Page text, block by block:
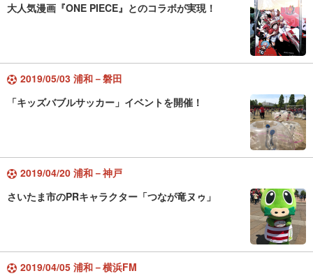
大人気漫画『ONE PIECE』とのコラボが実現！
2019/05/03 浦和－磐田
「キッズバブルサッカー」イベントを開催！
2019/04/20 浦和－神戸
さいたま市のPRキャラクター「つなが竜ヌゥ」
2019/04/05 浦和－横浜FM